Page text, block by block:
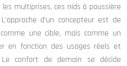
multiprises, ces nids à poussière
d’un concepteur est de
une cible, mais comme un
en fonction des usages réels et
confort de demain se décide